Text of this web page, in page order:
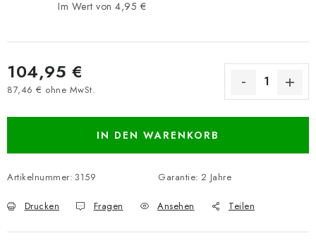
Im Wert von 4,95 €
104,95 €
87,46 € ohne MwSt.
IN DEN WARENKORB
Artikelnummer: 3159 Garantie: 2 Jahre
Drucken Fragen Ansehen Teilen